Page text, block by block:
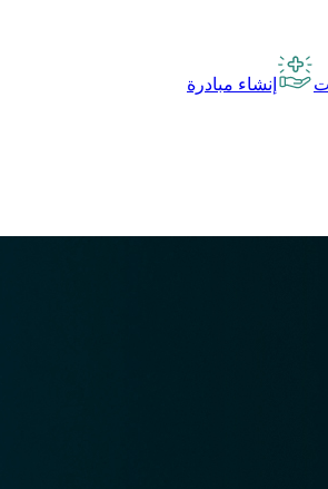
إنشاء مبادرة